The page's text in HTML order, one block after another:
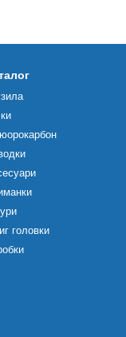
головки